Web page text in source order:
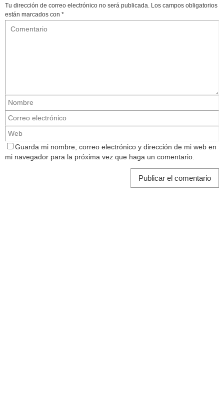
Tu dirección de correo electrónico no será publicada. Los campos obligatorios
están marcados con *
Guarda mi nombre, correo electrónico y dirección de mi web en
mi navegador para la próxima vez que haga un comentario.